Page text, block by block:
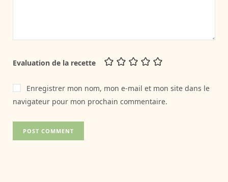
Evaluation de la recette
Enregistrer mon nom, mon e-mail et mon site dans le
navigateur pour mon prochain commentaire.